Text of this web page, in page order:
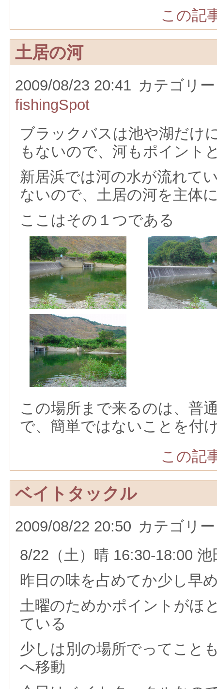
この記
土居の河
2009/08/23 20:41 カテゴリ
fishingSpot
ブラックバスは池や湖だけ
もないので、河もポイント
新居浜では河の水が流れて
ないので、土居の河を主体
ここはその１つである
この場所まで来るのは、普
で、簡単ではないことを付
この記
ベイトタックル
2009/08/22 20:50 カテゴリ
8/22（土）晴 16:30-18:00 池
昨日の味を占めてか少し早
土曜のためかポイントがほ
ている
少しは別の場所でってこと
へ移動